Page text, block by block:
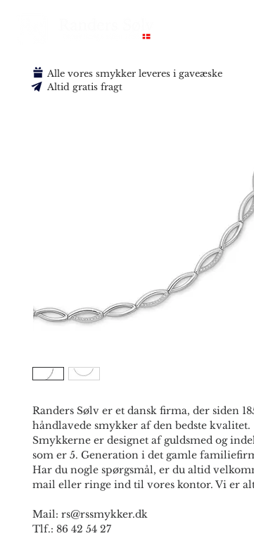
Randers Sølv er et dansk firma, der siden
håndlavede smykker af den bedste kvalitet.
Smykkerne er designet af guldsmed og
som er 5. Generation i det gamle
Har du nogle spørgsmål, er du altid
mail eller ringe ind til vores kontor. Vi er
Mail: rs@rssmykker.dk
Tlf.: 86 42 54 27
Alle vores smykker leveres i gaveæske
Altid gratis fragt